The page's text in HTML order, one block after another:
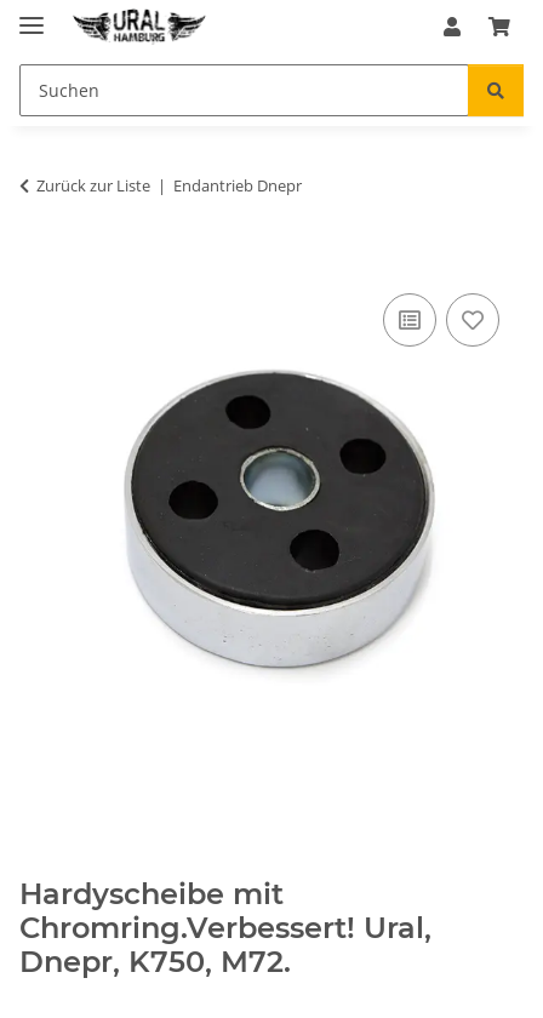
Zurück zur Liste Endantrieb Dnepr
Hardyscheibe mit
Chromring.Verbessert! Ural,
Dnepr, K750, M72.